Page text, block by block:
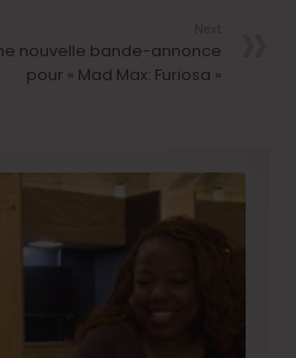
nouvelle bande-annonce
pour « Mad Max: Furiosa »